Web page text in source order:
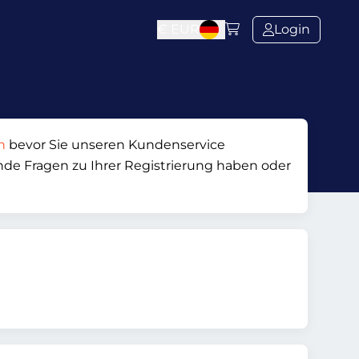
Login
bevor Sie unseren Kundenservice
Fragen zu Ihrer Registrierung haben oder